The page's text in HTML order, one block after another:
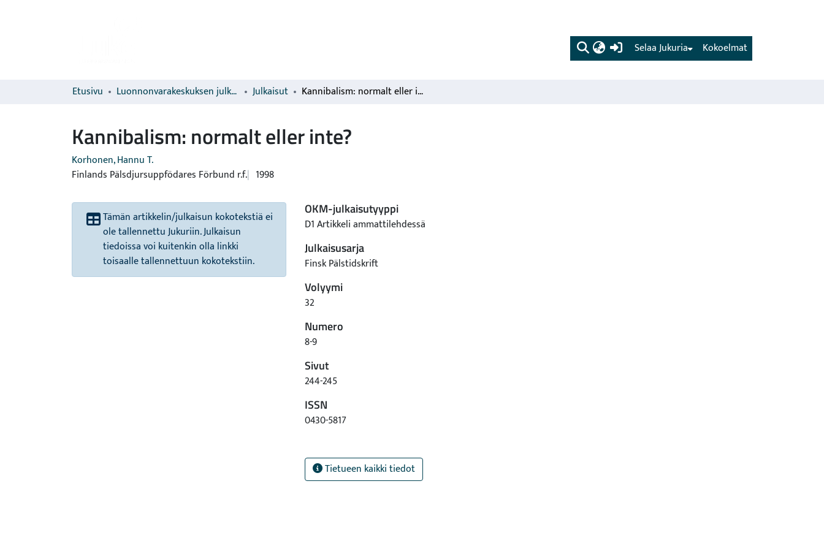
(current) Kokoelmat
Selaa Jukuria
Etusivu Luonnonvarakeskuksen julkaisut Julkaisut Kannibalism: normalt eller inte?
Kannibalism: normalt eller inte?
Korhonen, Hannu T.
Finlands Pälsdjursuppfödares Förbund r.f. 1998
Tämän artikkelin/julkaisun kokotekstiä ei
ole tallennettu Jukuriin. Julkaisun
tiedoissa voi kuitenkin olla linkki
toisaalle tallennettuun kokotekstiin.
OKM-julkaisutyyppi
D1 Artikkeli ammattilehdessä
Julkaisusarja
Finsk Pälstidskrift
Volyymi
32
Numero
8-9
Sivut
244-245
ISSN
0430-5817
Tietueen kaikki tiedot